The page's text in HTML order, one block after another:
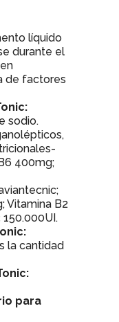
líquido
durante el
de factores
sodio.
400mg;
Vitamina B2
la cantidad
para